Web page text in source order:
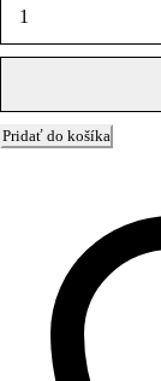
Pridať do košíka